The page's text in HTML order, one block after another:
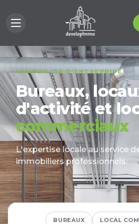
IMMOBILIER D'ENTREPRISE
Bureaux,
d'activité et
commerciaux
L'expertise locale au service
immobiliers professionnels.
Type de bien (plusieurs choix
BUREAUX LOCAL